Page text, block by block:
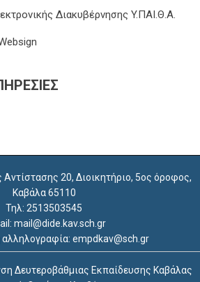
Διακυβέρνησης Y.ΠΑΙ.Θ.Α.
20, Διοικητήριο, 5ος όροφος,
Καβάλα 65110
Τηλ: 2513503545
mail@dide.kav.sch.gr
αλληλογραφία: empdkav@sch.gr
Δευτεροβάθμιας Εκπαίδευσης Καβάλας